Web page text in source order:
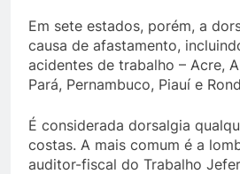
Em sete estados, porém, a
causa de afastamento,
acidentes de trabalho – Acre,
Pará, Pernambuco, Piauí e
É considerada dorsalgia
costas. A mais comum é a
auditor-fiscal do Trabalho